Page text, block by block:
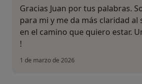
Gracias Juan por tus palabras.
para mi y me da más claridad al
en el camino que quiero estar.
!
1 de marzo de 2026